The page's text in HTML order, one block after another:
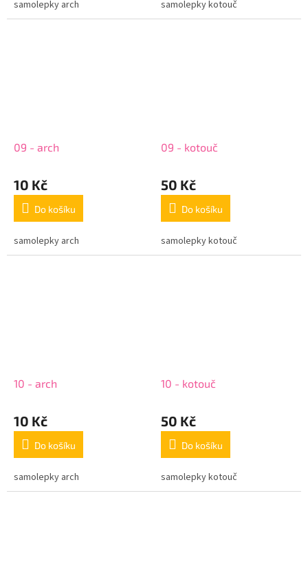
samolepky arch samolepky kotouč
09 - arch
10 Kč
Do košíku
samolepky arch
09 - kotouč
50 Kč
Do košíku
samolepky kotouč
10 - arch
10 Kč
Do košíku
samolepky arch
10 - kotouč
50 Kč
Do košíku
samolepky kotouč